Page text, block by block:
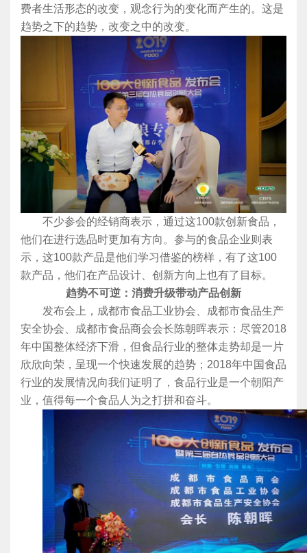
费者生活形态的改变，观念行为的变化而产生的。这是
趋势之下的趋势，改变之中的改变。
不少参会的经销商表示，通过这100款创新食品，
他们在进行选品时更加有方向。参与的食品企业则表
示，这100款产品是他们学习借鉴的榜样，有了这100
款产品，他们在产品设计、创新方向上也有了目标。
趋势不可逆：消费升级带动产品创新
发布会上，成都市食品工业协会、成都市食品生产
安全协会、成都市食品商会会长陈朝晖表示：尽管2018
年中国整体经济下滑，但食品行业的整体走势却是一片
欣欣向荣，呈现一个快速发展的趋势；2018年中国食品
行业的发展情况向我们证明了，食品行业是一个朝阳产
业，值得每一个食品人为之打拼和奋斗。